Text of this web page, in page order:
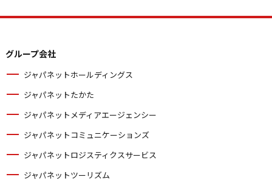
グループ会社
ジャパネットホールディングス
ジャパネットたかた
ジャパネットメディアエージェンシー
ジャパネットコミュニケーションズ
ジャパネットロジスティクスサービス
ジャパネットツーリズム